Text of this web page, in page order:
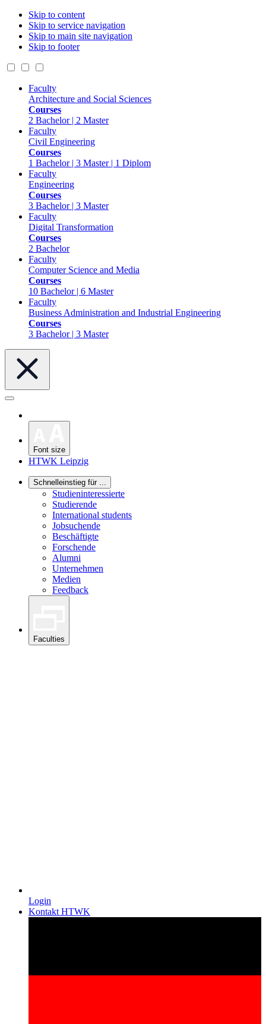
Skip to content
Skip to service navigation
Skip to main site navigation
Skip to footer
Faculty
Architecture and Social Sciences
Courses
2 Bachelor | 2 Master
Faculty
Civil Engineering
Courses
1 Bachelor | 3 Master | 1 Diplom
Faculty
Engineering
Courses
3 Bachelor | 3 Master
Faculty
Digital Transformation
Courses
2 Bachelor
Faculty
Computer Science and Media
Courses
10 Bachelor | 6 Master
Faculty
Business Administration and Industrial Engineering
Courses
3 Bachelor | 3 Master
Font size
HTWK Leipzig
Schnelleinstieg für ...
Studieninteressierte
Studierende
International students
Jobsuchende
Beschäftigte
Forschende
Alumni
Unternehmen
Medien
Feedback
Faculties
Login
Kontakt HTWK